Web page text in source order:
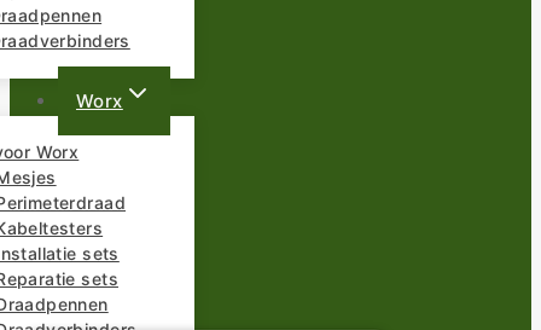
Worx
Worx
sets
sets